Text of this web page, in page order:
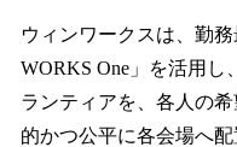
ウィンワークスは、勤
WORKS One」を活用
ランティアを、各人の
的かつ公平に各会場へ